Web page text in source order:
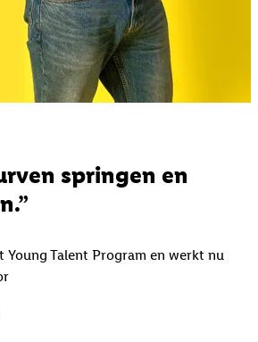
springen en
Young Talent Program en werkt nu